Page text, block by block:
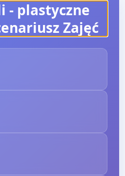
- plastyczne
Zajęć